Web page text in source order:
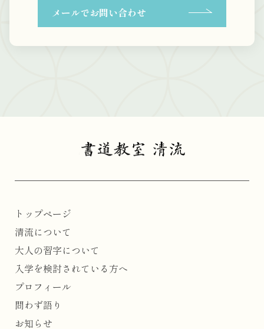
メールでお問い合わせ
トップページ
清流について
大人の習字について
入学を検討されている方へ
プロフィール
問わず語り
お知らせ